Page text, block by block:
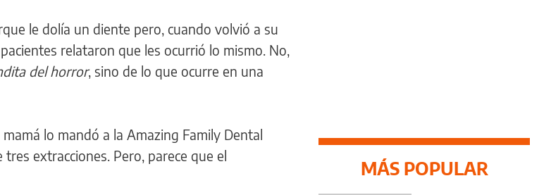
le dolía un diente pero, cuando volvió a su
relataron que les ocurrió lo mismo. No,
del horror, sino de lo que ocurre en una
lo mandó a la Amazing Family Dental
extracciones. Pero, parece que el
MÁS POPULAR